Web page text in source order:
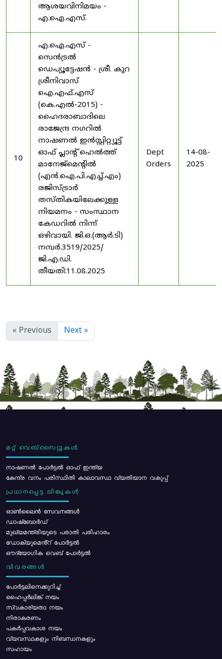
ആശയവിനിമയം -
എ.ഐ.എസ്.
10
എ.ഐ.എസ് -
സെൻട്രൽ
ഡെപ്യൂട്ടേഷൻ - ശ്രീ. കുറ
ശ്രീനിവാസ്
ഐ.എഫ്.എസ്
(കെ.എൽ-2015) -
ഹൈദരാബാദിലെ
രാജേന്ദ്ര നഗറിൽ
നാഷണൽ ഇൻസ്റ്റിറ്റ്യൂട്ട്
ഓഫ് പ്ലാന്റ് ഹെൽത്ത്
മാനേജ്‌മെന്റിൽ
(എൻ.ഐ.പി.എച്ച്.എം)
രജിസ്ട്രാർ
തസ്തികയിലേക്കുള്ള
നിയമനം - സംസ്ഥാന
കേഡറിൽ നിന്ന്
ഒഴിവായി. ജി.ഒ.(ആർ.ടി)
നമ്പർ.3519/2025/
ജി.എ.ഡി.
തീയതി:11.08.2025
Dept
Orders
14-08-
2025
« Previous Next »
മറ്റ് വെബ്സൈറ്റുകൾ
നാഷണൽ പോർട്ടൽ ഓഫ് ഇന്ത്യ
കേന്ദ്ര വനം പരിസ്ഥിതി കാലാവസ്ഥ വ്യതിയാന വകുപ്പ്
പ്രധാനപ്പെട്ട ലിങ്കുകൾ
ഓൺലൈൻ സേവനങ്ങൾ
ഡാഷ്ബോർഡ്
മുഖ്യമന്ത്രിയുടെ പരാതി പരിഹാരം
ഡോക്യുമെൻ്റ് പോർട്ടൽ
ഔദ്യോഗിക വെബ് പോർട്ടൽ
വിവരങ്ങൾ
പോര്‍ട്ടലിനെക്കുറിച്ച്
ഹൈപ്പർലിങ്ക് നയം
സ്വകാര്യതാ നയം
നിരാകരണം
പകർപ്പവകാശ നയം
വ്യവസ്ഥകളും നിബന്ധനകളും
സഹായം